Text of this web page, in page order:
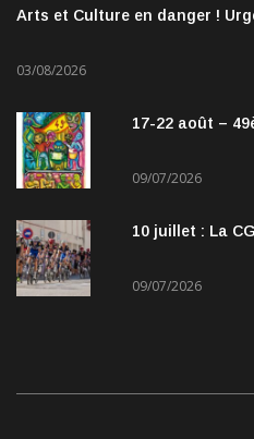
Arts et Culture en danger !
03/08/2026
17-22 août –
09/07/2026
10 juillet : La
09/07/2026